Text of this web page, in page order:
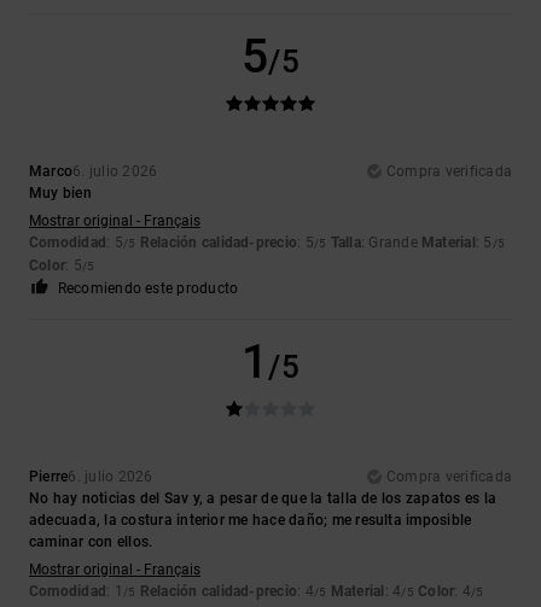
5/5
Marco6. julio 2026
Compra verificada
Muy bien
Mostrar original - Français
Comodidad: 5/5 Relación calidad-precio: 5/5 Talla: Grande Material: 5 /5
Color: 5/5
Recomiendo este producto
1 /5
Pierre6. julio 2026
Compra verificada
No hay noticias del Sav y, a pesar de que la talla de los zapatos es la
adecuada, la costura interior me hace daño; me resulta imposible
caminar con ellos.
Mostrar original - Français
Comodidad: 1 /5 Relación calidad-precio: 4/5 Material : 4/5 Color: 4/5